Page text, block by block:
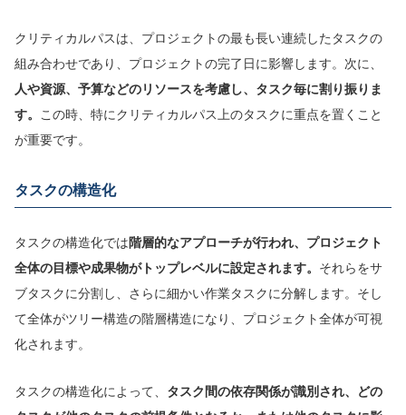
クリティカルパスは、プロジェクトの最も長い連続したタスクの
組み合わせであり、プロジェクトの完了日に影響します。次に、
人や資源、予算などのリソースを考慮し、タスク毎に割り振りま
す。 この時、特にクリティカルパス上のタスクに重点を置くこと
が重要です。
タスクの構造化
タスクの構造化では階層的なアプローチが行われ、プロジェクト
全体の目標や成果物がトップレベルに設定されます。 それらをサ
ブタスクに分割し、さらに細かい作業タスクに分解します。そし
て全体がツリー構造の階層構造になり、プロジェクト全体が可視
化されます。
タスクの構造化によって、 タスク間の依存関係が識別され、どの